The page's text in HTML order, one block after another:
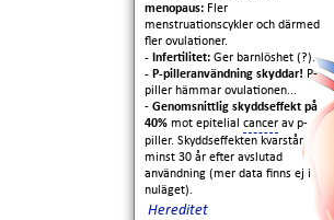
menopaus: Fler
menstruationscykler och därmed
fler ovulationer.
- Infertilitet: Ger barnlöshet (?).
- P-pilleranvändning skyddar! P-
piller hämmar ovulationen...
- Genomsnittlig skyddseffekt på
40% mot epitelial cancer av p-
piller. Skyddseffekten kvarstår
minst 30 år efter avslutad
användning (mer data finns ej i
nuläget).
Hereditet